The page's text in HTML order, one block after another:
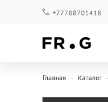
+77788701418
Главная Каталог